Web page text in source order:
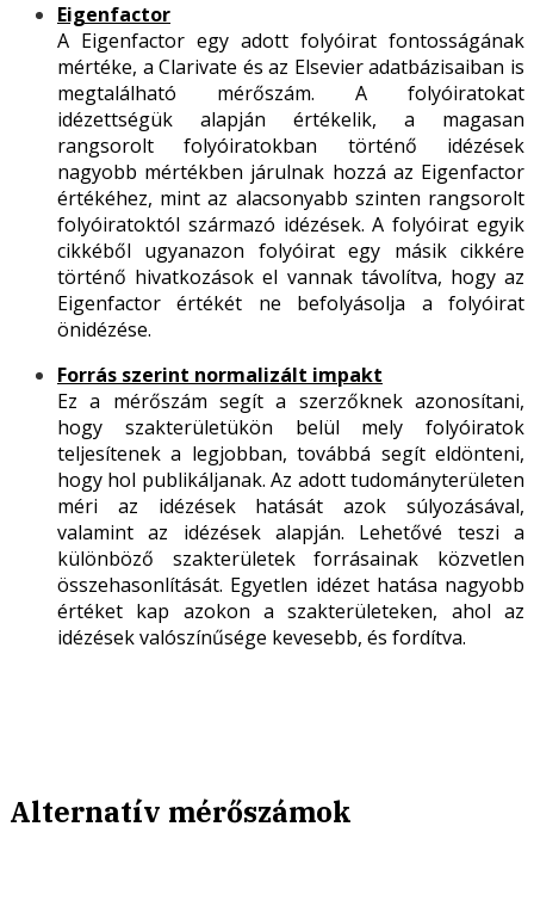
Eigenfactor
A Eigenfactor egy adott folyóirat fontosságának
mértéke, a Clarivate és az Elsevier adatbázisaiban is
megtalálható mérőszám. A folyóiratokat
idézettségük alapján értékelik, a magasan
rangsorolt folyóiratokban történő idézések
nagyobb mértékben járulnak hozzá az Eigenfactor
értékéhez, mint az alacsonyabb szinten rangsorolt
folyóiratoktól származó idézések. A folyóirat egyik
cikkéből ugyanazon folyóirat egy másik cikkére
történő hivatkozások el vannak távolítva, hogy az
Eigenfactor értékét ne befolyásolja a folyóirat
önidézése.
Forrás szerint normalizált impakt
Ez a mérőszám segít a szerzőknek azonosítani,
hogy szakterületükön belül mely folyóiratok
teljesítenek a legjobban, továbbá segít eldönteni,
hogy hol publikáljanak. Az adott tudományterületen
méri az idézések hatását azok súlyozásával,
valamint az idézések alapján. Lehetővé teszi a
különböző szakterületek forrásainak közvetlen
összehasonlítását. Egyetlen idézet hatása nagyobb
értéket kap azokon a szakterületeken, ahol az
idézések valószínűsége kevesebb, és fordítva.
Alternatív mérőszámok